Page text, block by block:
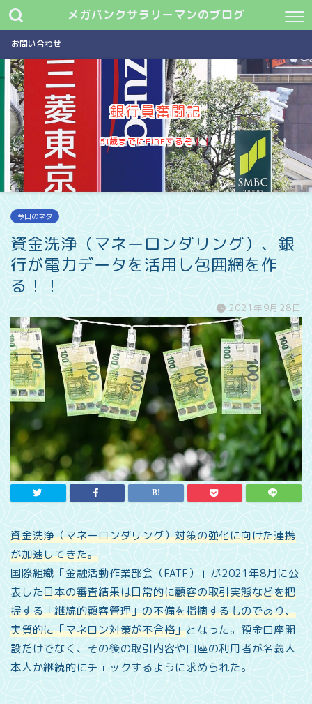
メガバンクサラリーマンのブログ
お問い合わせ
銀行員奮闘記
51歳までにFIREするぞ
今日のネタ
資金洗浄（マネーロンダリング）、銀
行が電力データを活用し包囲網を作
る！！
2021年9月28日
資金洗浄（マネーロンダリング）対策の強化に向けた連携
が加速してきた。
国際組織「金融活動作業部会（FATF）」が2021年8月に公
表した日本の審査結果は日常的に顧客の取引実態などを把
握する「継続的顧客管理」の不備を指摘するものであり、
実質的に「マネロン対策が不合格」となった。預金口座開
設だけでなく、その後の取引内容や口座の利用者が名義人
本人か継続的にチェックするように求められた。